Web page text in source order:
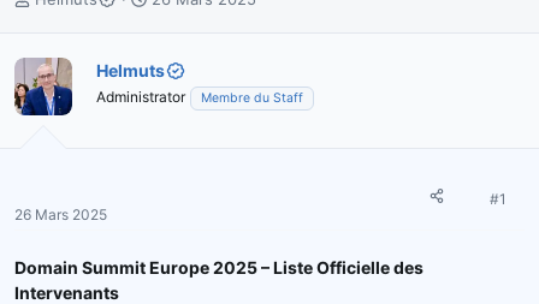
t
i
a
r
e
l
e
d
Helmuts
Administrator Membre du Staff
26 Mars 2025
#1
Domain Summit Europe 2025 – Liste Officielle des
Intervenants